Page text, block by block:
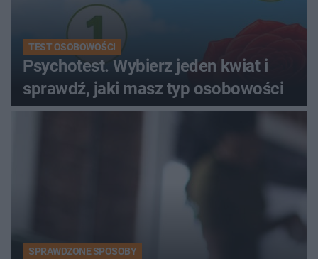
TEST OSOBOWOŚCI
Psychotest. Wybierz jeden kwiat i
sprawdź, jaki masz typ osobowości
SPRAWDZONE SPOSOBY